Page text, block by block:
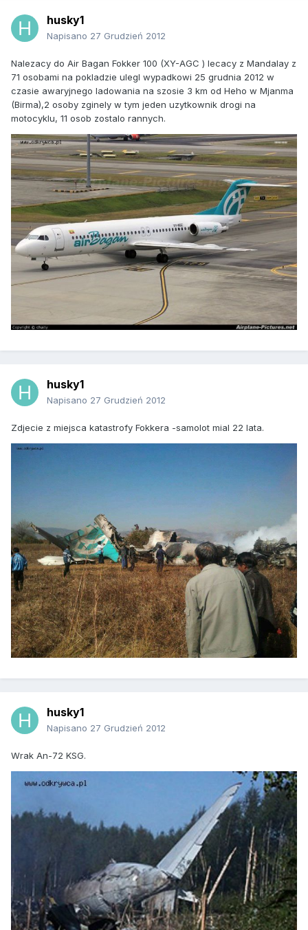
husky1
Napisano 27 Grudzień 2012
Nalezacy do Air Bagan Fokker 100 (XY-AGC ) lecacy z Mandalay z
71 osobami na pokladzie ulegl wypadkowi 25 grudnia 2012 w
czasie awaryjnego ladowania na szosie 3 km od Heho w Mjanma
(Birma),2 osoby zginely w tym jeden uzytkownik drogi na
motocyklu, 11 osob zostalo rannych.
husky1
Napisano 27 Grudzień 2012
Zdjecie z miejsca katastrofy Fokkera -samolot mial 22 lata.
husky1
Napisano 27 Grudzień 2012
Wrak An-72 KSG.